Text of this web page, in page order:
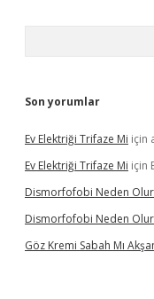
Son yorumlar
Ev Elektriği Trifaze Mi için
Ev Elektriği Trifaze Mi için
Dismorfofobi Neden Olur
Dismorfofobi Neden Olur
Göz Kremi Sabah Mı